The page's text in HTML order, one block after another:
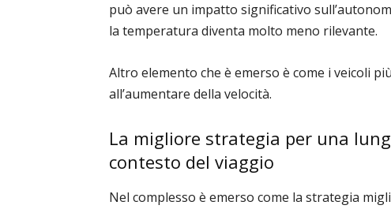
può avere un impatto significativo
la temperatura diventa molto meno rilevante.
Altro elemento che è emerso è come i veicoli
all’aumentare della velocità.
La migliore strategia per una
contesto del viaggio
Nel complesso è emerso come la strategia